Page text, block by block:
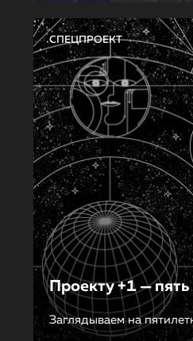
СПЕЦПРОЕКТ
Проекту +1 — пять
Заглядываем на